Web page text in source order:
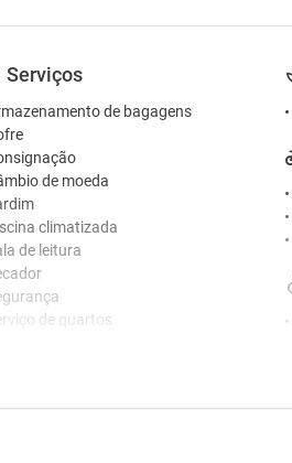
Serviços
de bagagens
de moeda
climatizada
de leitura
de quartos
Crianças